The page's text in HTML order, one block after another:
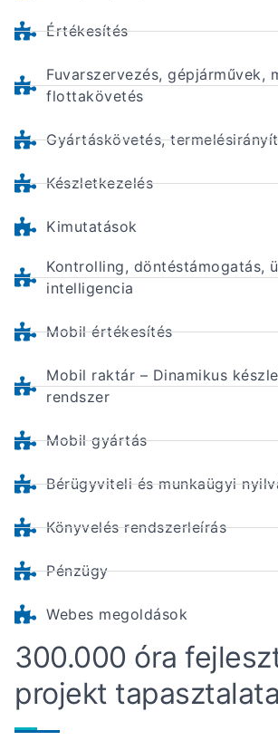
Értékesítés
Fuvarszervezés, gépjárművek,
flottakövetés
Gyártáskövetés,
Készletkezelés
Kimutatások
Kontrolling, döntéstámogatás,
intelligencia
Mobil értékesítés
Mobil raktár – Dinamikus
rendszer
Mobil gyártás
Bérügyviteli és munkaügyi
Könyvelés rendszerleírás
Pénzügy
Webes megoldások
300.000 óra
projekt tapasztalata